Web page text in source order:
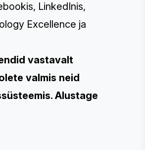
, LinkedInis,
Excellence ja
vastavalt
valmis neid
Alustage